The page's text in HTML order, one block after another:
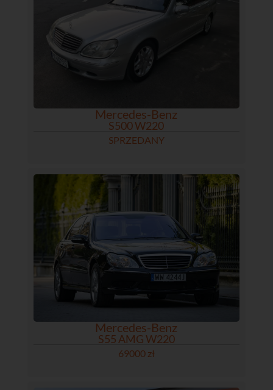
Mercedes-Benz
S500 W220
SPRZEDANY
Mercedes-Benz
S55 AMG W220
69000 zł